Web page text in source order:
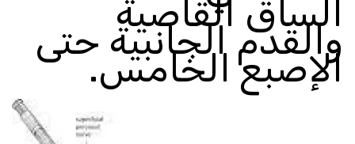
الساق القاصية
والقدم الجانبية حتى
الإصبع الخامس .